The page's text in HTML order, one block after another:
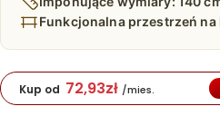
Funkcjonalna przestrzeń na
Kup od 72,93zł /mies.